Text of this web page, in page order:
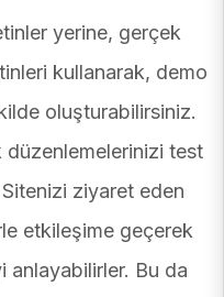
yerine, gerçek
kullanarak, demo
oluşturabilirsiniz.
düzenlemelerinizi test
Sitenizi ziyaret eden
etkileşime geçerek
anlayabilirler. Bu da